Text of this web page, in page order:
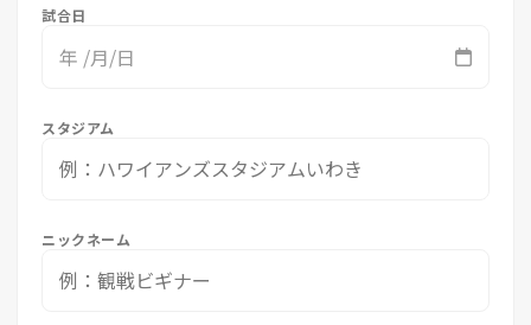
試合日
年 /月/日
スタジアム
ニックネーム